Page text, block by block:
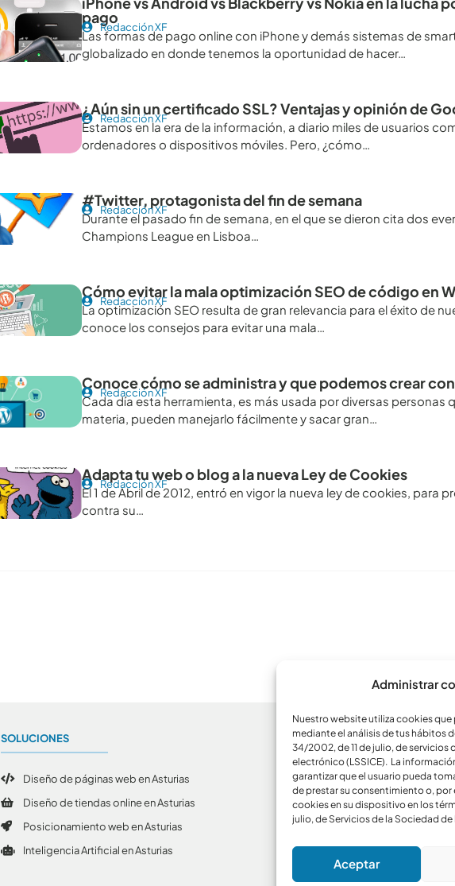
Administrar
Nuestro website utiliza cookies
mediante el análisis de tus hábitos
34/2002, de 11 de julio, de
electrónico (LSSICE). La
garantizar que el usuario pueda
de prestar su consentimiento o,
cookies en su dispositivo en los
julio, de Servicios de la Sociedad
Aceptar
pago
Redacción XF
Las formas de pago online con iPhone y demás sistemas de
globalizado en donde tenemos la oportunidad de hacer…
¿Aún sin un certificado SSL? Ventajas y opinión de
Redacción XF
Estamos en la era de la información, a diario miles de usuarios
ordenadores o dispositivos móviles. Pero, ¿cómo…
#Twitter, protagonista del fin de semana
Redacción XF
Durante el pasado fin de semana, en el que se dieron cita dos
Champions League en Lisboa…
Cómo evitar la mala optimización SEO de código en
Redacción XF
La optimización SEO resulta de gran relevancia para el éxito de
conoce los consejos para evitar una mala…
Conoce cómo se administra y que podemos crear
Redacción XF
Cada día esta herramienta, es más usada por diversas personas
materia, pueden manejarlo fácilmente y sacar gran…
Adapta tu web o blog a la nueva Ley de Cookies
Redacción XF
El 1 de Abril de 2012, entró en vigor la nueva ley de cookies, para
contra su…
SOLUCIONES
Diseño de páginas web en Asturias
Diseño de tiendas online en Asturias
Posicionamiento web en Asturias
Inteligencia Artificial en Asturias
ACCESOS
Blog